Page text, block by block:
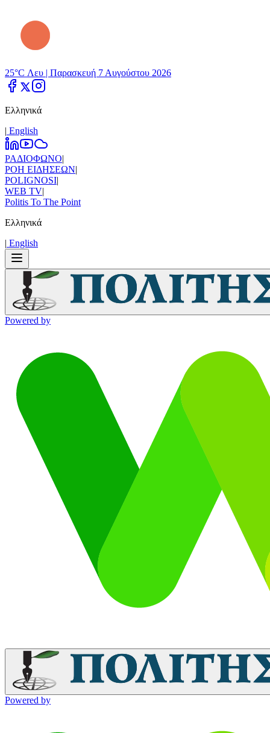
25°C Λευ | Παρασκευή 7 Αυγούστου 2026
Ελληνικά
| Εnglish
ΡΑΔΙΟΦΩΝΟ|
ΡΟΗ ΕΙΔΗΣΕΩΝ|
POLIGNOSI|
WEB TV|
Politis To The Point
Ελληνικά
| Εnglish
Powered by
Powered by